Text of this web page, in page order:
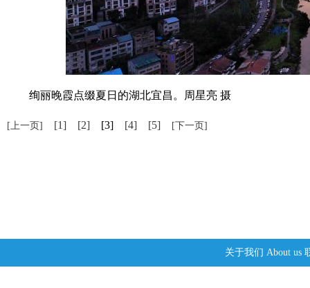
绚丽晚霞点缀夏日的湖北宜昌。周星亮 摄
[上一页] [1] [2] [3] [4] [5] [下一页]
关于我们 About us